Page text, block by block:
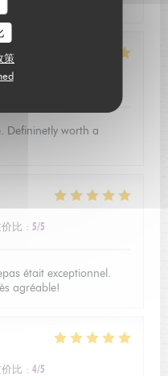
策
比
Defininetly worth a
价比 : 5/5
était exceptionnel.
agréable!
价比 : 4/5